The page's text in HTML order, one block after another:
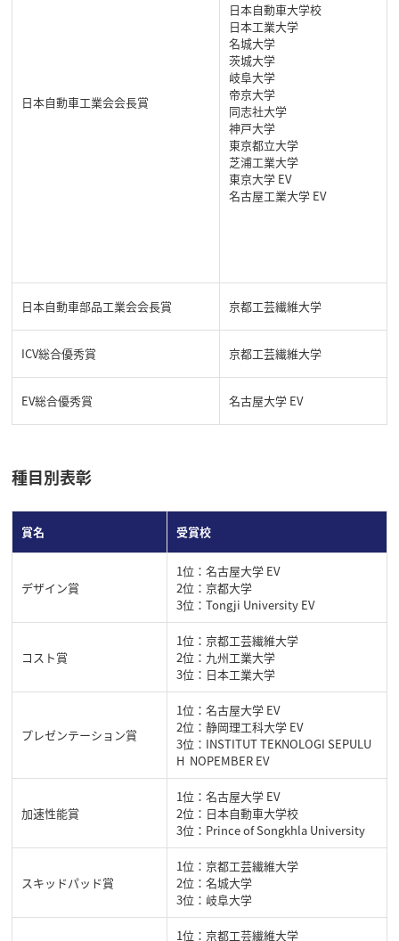
日本自動車工業会会長賞
日本自動車大学校
日本工業大学
名城大学
茨城大学
岐阜大学
帝京大学
同志社大学
神戸大学
東京都立大学
芝浦工業大学
東京大学 EV
名古屋工業大学 EV
日本自動車部品工業会会長賞 京都工芸繊維大学
ICV総合優秀賞 京都工芸繊維大学
EV総合優秀賞 名古屋大学 EV
種目別表彰
賞名 受賞校
デザイン賞
1位：名古屋大学 EV
2位：京都大学
3位：Tongji University EV
コスト賞
1位：京都工芸繊維大学
2位：九州工業大学
3位：日本工業大学
プレゼンテーション賞
1位：名古屋大学 EV
2位：静岡理工科大学 EV
3位：INSTITUT TEKNOLOGI SEPULU
H NOPEMBER EV
加速性能賞
1位：名古屋大学 EV
2位：日本自動車大学校
3位：Prince of Songkhla University
スキッドパッド賞
1位：京都工芸繊維大学
2位：名城大学
3位：岐阜大学
1位：京都工芸繊維大学